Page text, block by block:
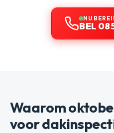
NU
BEL
Waarom
voor